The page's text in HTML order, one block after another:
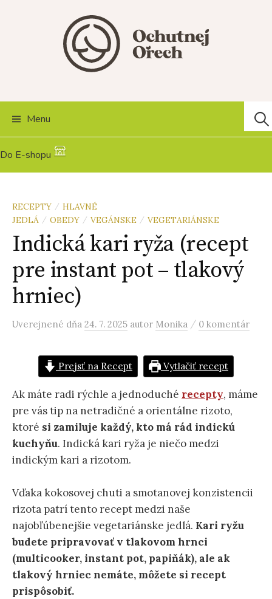
Menu
Do E-shopu
RECEPTY / HLAVNÉ
JEDLÁ / OBEDY / VEGÁNSKE / VEGETARIÁNSKE
Indická kari ryža (recept
pre instant pot – tlakový
hrniec)
Uverejnené dňa 24. 7. 2025 autor Monika / 0 komentár
Prejsť na Recept Vytlačiť recept
Ak máte radi rýchle a jednoduché recepty, máme
pre vás tip na netradičné a orientálne rizoto,
ktoré si zamiluje každý, kto má rád indickú
kuchyňu. Indická kari ryža je niečo medzi
indickým kari a rizotom.
Vďaka kokosovej chuti a smotanovej konzistencii
rizota patrí tento recept medzi naše
najobľúbenejšie vegetariánske jedlá. Kari ryžu
budete pripravovať v tlakovom hrnci
(multicooker, instant pot, papiňák), ale ak
tlakový hrniec nemáte, môžete si recept
prispôsobiť.